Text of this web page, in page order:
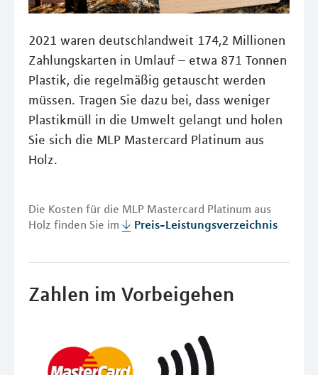
2021 waren deutschlandweit 174,2 Millionen
Zahlungskarten in Umlauf – etwa 871 Tonnen
Plastik, die regelmäßig getauscht werden
müssen. Tragen Sie dazu bei, dass weniger
Plastikmüll in die Umwelt gelangt und holen
Sie sich die MLP Mastercard Platinum aus
Holz.
Die Kosten für die MLP Mastercard Platinum aus
Holz finden Sie im
Preis-Leistungsverzeichnis
Zahlen im Vorbeigehen